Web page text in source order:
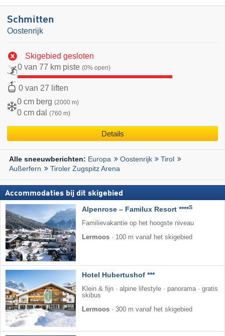
Schmitten
Oostenrijk
Skigebied gesloten
0 van 77 km piste (0% open)
0 van 27 liften
0 cm berg (2000 m)
0 cm dal (760 m)
Details
Alle sneeuwberichten: Europa Oostenrijk
Tirol
Außerfern
Tiroler Zugspitz Arena
Accommodaties bij dit skigebied
Alpenrose – Familux Resort ****S
Familievakantie op het hoogste niveau
Lermoos · 100 m vanaf het skigebied
Hotel Hubertushof ***
Klein & fijn · alpine lifestyle · panorama · gratis
skibus
Lermoos · 300 m vanaf het skigebied